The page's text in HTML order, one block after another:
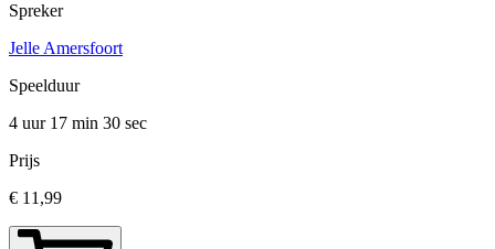
Spreker
Jelle Amersfoort
Speelduur
4 uur 17 min 30 sec
Prijs
€ 11,99